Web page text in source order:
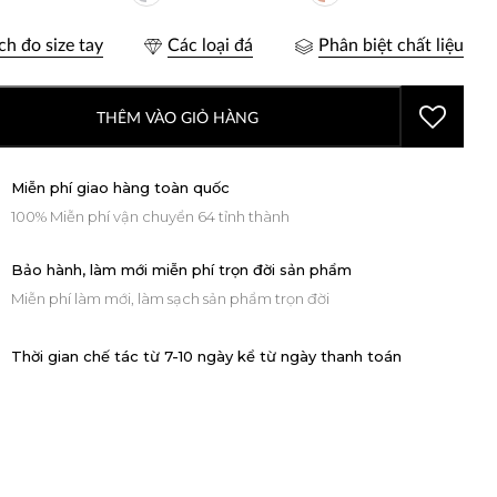
đo size tay Các loại đá Phân biệt chất liệu
THÊM VÀO GIỎ HÀNG
Miễn phí giao hàng toàn quốc
100% Miễn phí vận chuyển 64 tỉnh thành
Bảo hành, làm mới miễn phí trọn đời sản phẩm
Miễn phí làm mới, làm sạch sản phẩm trọn đời
Thời gian chế tác từ 7-10 ngày kể từ ngày thanh toán